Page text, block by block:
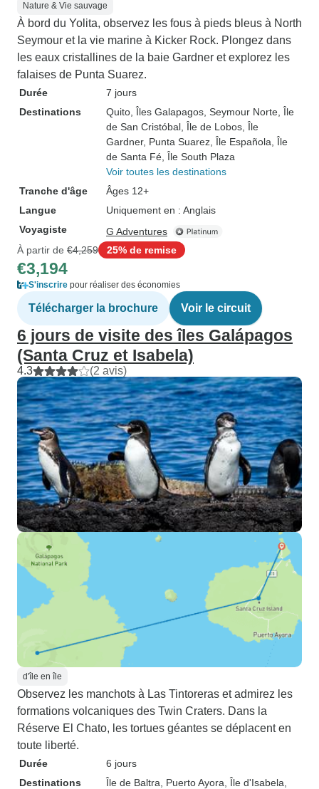
Nature & Vie sauvage
À bord du Yolita, observez les fous à pieds bleus à North
Seymour et la vie marine à Kicker Rock. Plongez dans
les eaux cristallines de la baie Gardner et explorez les
falaises de Punta Suarez.
Durée
7 jours
Destinations
Quito , Îles Galapagos , Seymour Norte , Île
de San Cristóbal , Île de Lobos , Île
Gardner, Punta Suarez , Île Española , Île
de Santa Fé , Île South Plaza
Voir toutes les destinations
Tranche d'âge
Âges 12+
Langue
Uniquement en : Anglais
Voyagiste
G Adventures
À partir de €4,259 25% de remise
€3,194
S'inscrire pour réaliser des économies
Télécharger la brochure Voir le circuit
6 jours de visite des îles Galápagos
(Santa Cruz et Isabela)
4.3 (2 avis)
d'île en île
Observez les manchots à Las Tintoreras et admirez les
formations volcaniques des Twin Craters. Dans la
Réserve El Chato, les tortues géantes se déplacent en
toute liberté.
Durée
6 jours
Destinations
Île de Baltra , Puerto Ayora , Île d'Isabela